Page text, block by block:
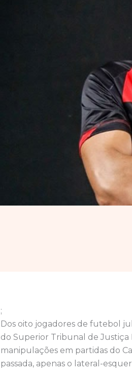
;
Dos oito jogadores de futebol
do Superior Tribunal de Justiça
manipulações em partidas do
passada, apenas o lateral-